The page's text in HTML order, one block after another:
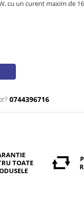
cu un curent maxim de
0744396716
TOATE